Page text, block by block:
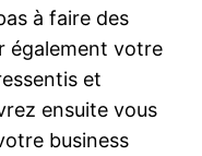
à faire des
également votre
et
ensuite vous
business